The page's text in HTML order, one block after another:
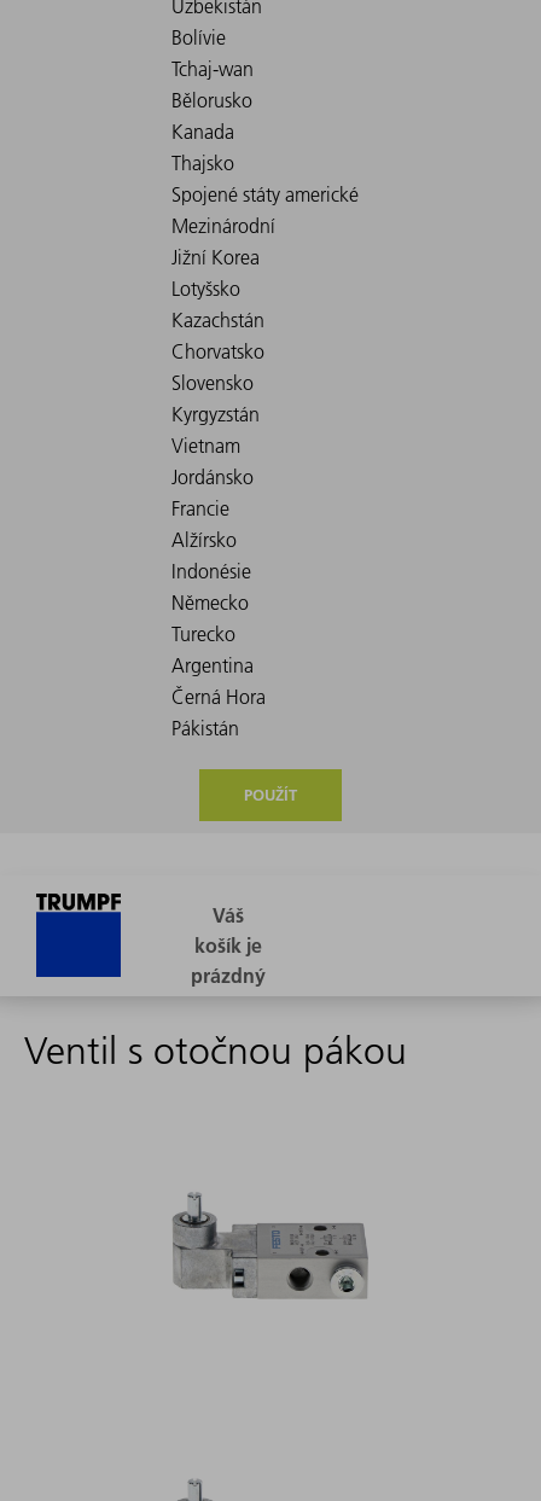
POUŽÍT
Ventil s otočnou pákou